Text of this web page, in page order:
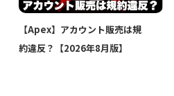
【Apex】アカウント販売は規
約違反？【2026年8月版】